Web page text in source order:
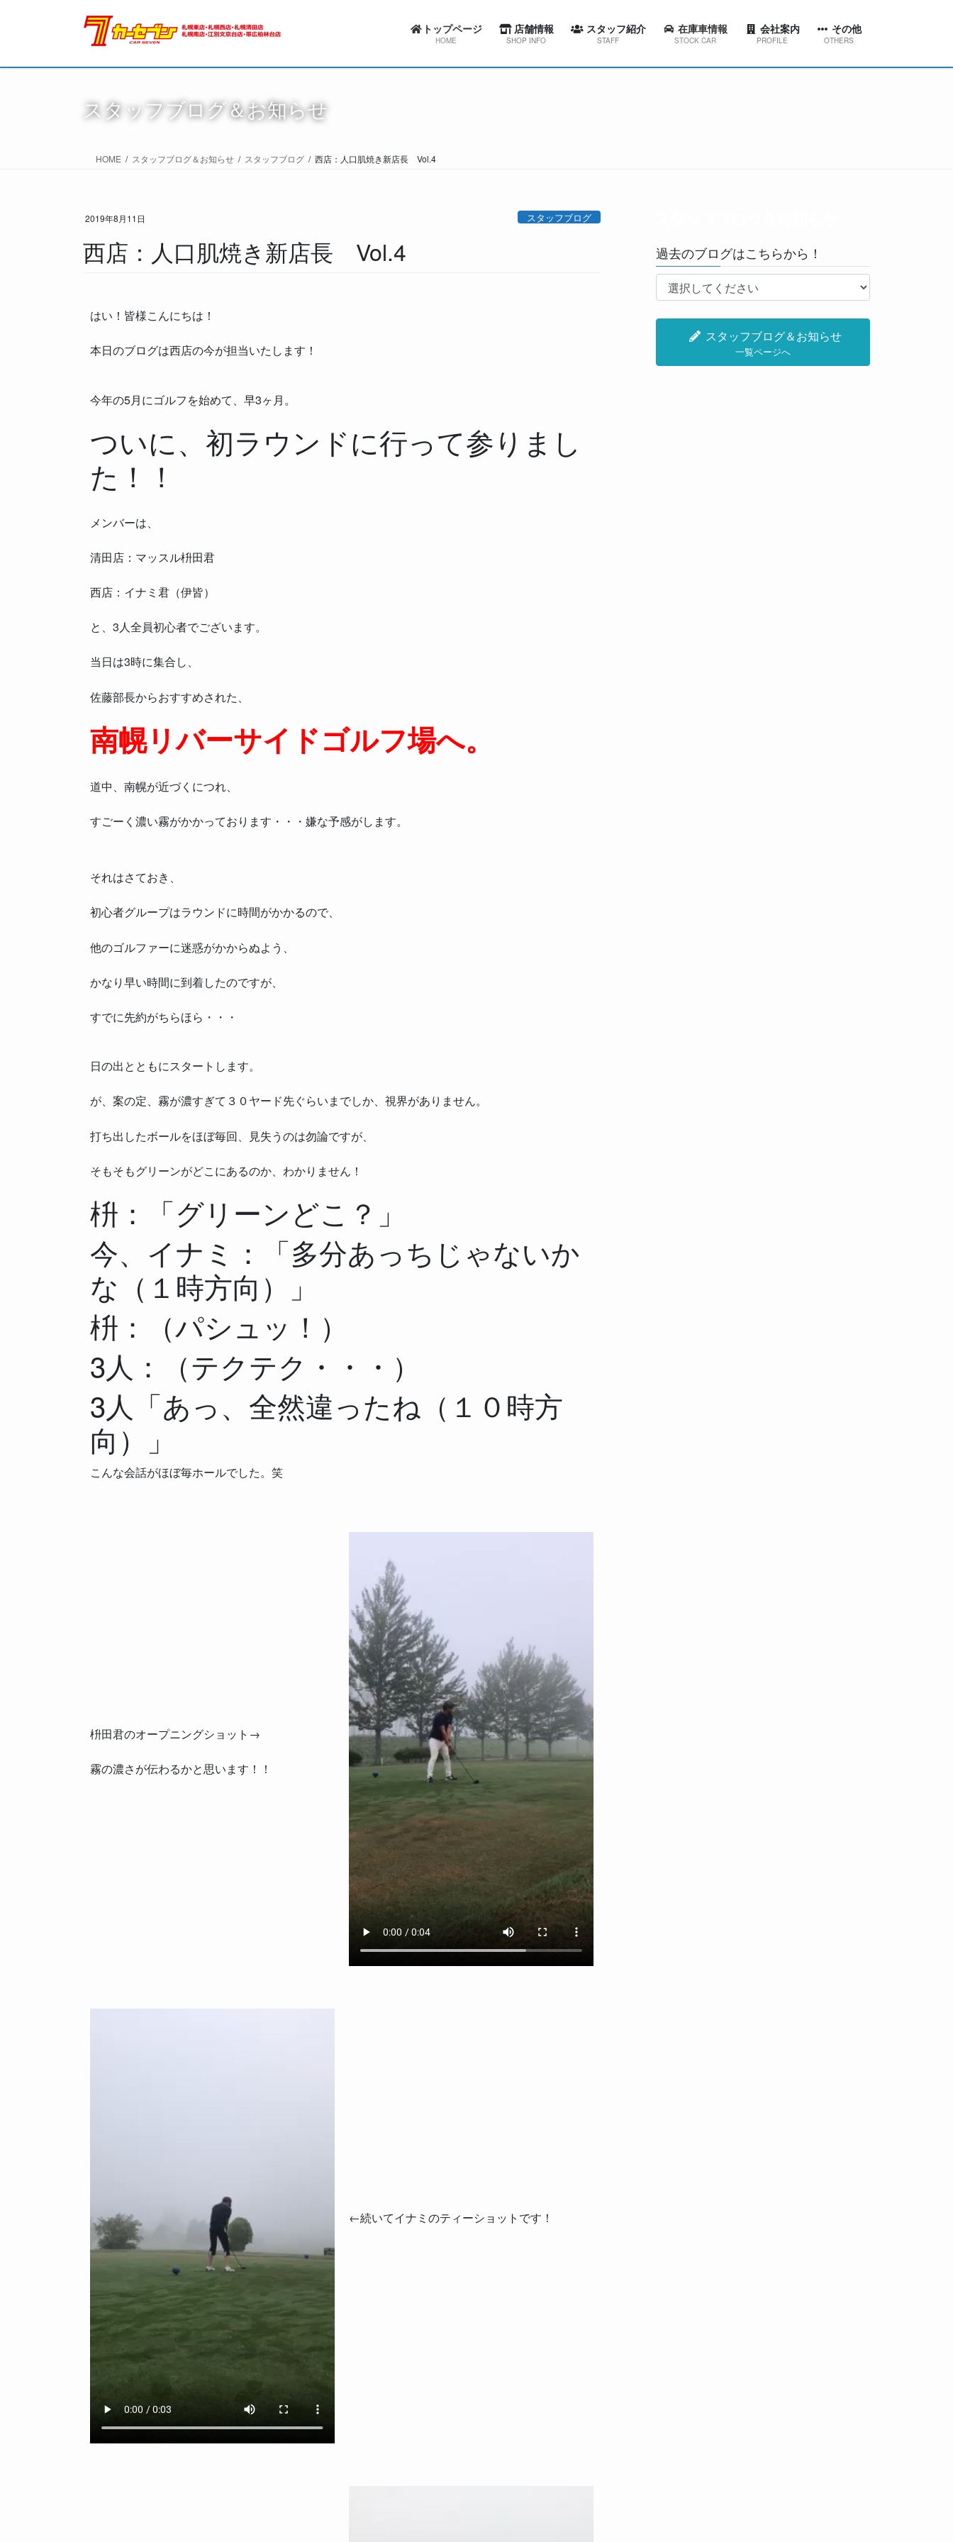
トップページ
HOME
店舗情報
SHOP INFO
カーセブン札幌東店
スタッフ紹介
STAFF
スワローコーポレーション
在庫車情報
STOCK CAR
会社案内
PROFILE
代表挨拶
その他
OTHERS
スタッフブログ＆お知らせ
スタッフブログ＆お知らせ
HOME スタッフブログ＆お知らせ スタッフブログ 西店：人口肌焼き新店長 Vol.4
2019年8月11日 スタッフブログ
西店：人口肌焼き新店長 Vol.4
はい！皆様こんにちは！
本日のブログは西店の今が担当いたします！
今年の5月にゴルフを始めて、早3ヶ月。
ついに、初ラウンドに行って参りまし
た！！
メンバーは、
清田店：マッスル枡田君
西店：イナミ君（伊皆）
と、3人全員初心者でございます。
当日は3時に集合し、
佐藤部長からおすすめされた、
南幌リバーサイドゴルフ場へ。
道中、南幌が近づくにつれ、
すごーく濃い霧がかかっております・・・嫌な予感がします。
それはさておき、
初心者グループはラウンドに時間がかかるので、
他のゴルファーに迷惑がかからぬよう、
かなり早い時間に到着したのですが、
すでに先約がちらほら・・・
日の出とともにスタートします。
が、案の定、霧が濃すぎて３０ヤード先ぐらいまでしか、視界がありません。
打ち出したボールをほぼ毎回、見失うのは勿論ですが、
そもそもグリーンがどこにあるのか、わかりません！
枡：「グリーンどこ？」
今、イナミ：「多分あっちじゃないか
な（１時方向）」
枡：（パシュッ！）
3人：（テクテク・・・）
3人「あっ、全然違ったね（１０時方
向）」
こんな会話がほぼ毎ホールでした。笑
枡田君のオープニングショット→
霧の濃さが伝わるかと思います！！
←続いてイナミのティーショットです！
過去のブログはこちらから！
スタッフブログ＆お知らせ
一覧ページへ